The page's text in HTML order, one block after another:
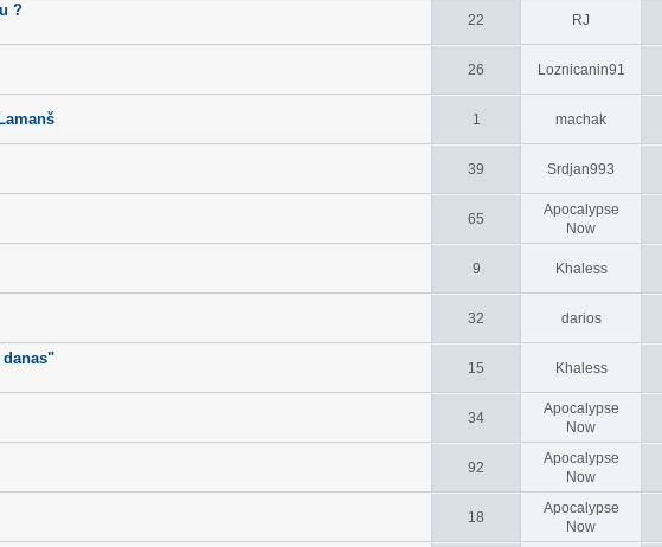
?
22 RJ
26 Loznicanin91
1 machak
39 Srdjan993
65
Apocalypse
Now
9 Khaless
32 darios
15 Khaless
34
Apocalypse
Now
92
Apocalypse
Now
18
Apocalypse
Now